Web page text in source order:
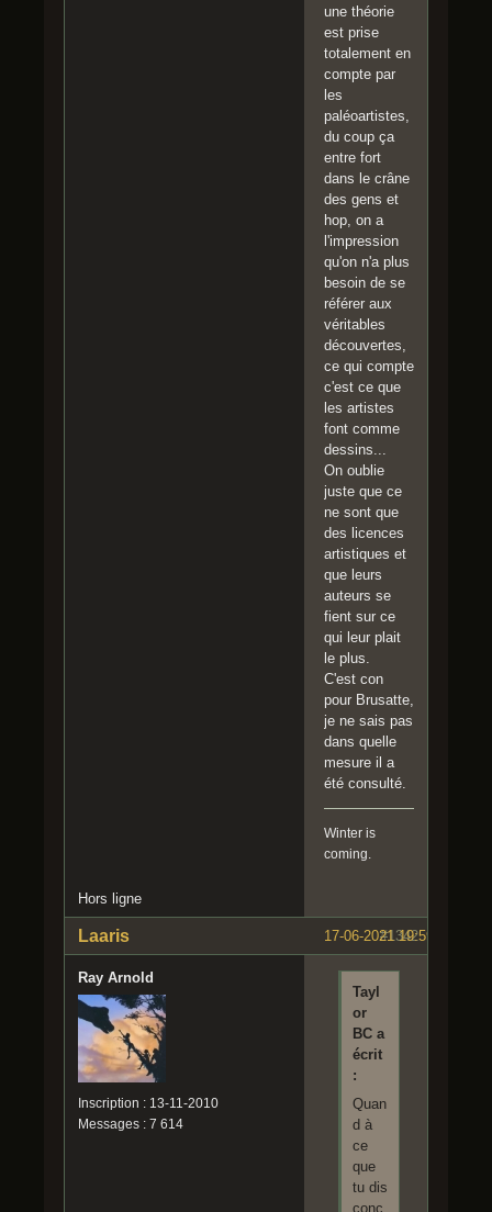
une théorie
est prise
totalement en
compte par
les
paléoartistes,
du coup ça
entre fort
dans le crâne
des gens et
hop, on a
l'impression
qu'on n'a plus
besoin de se
référer aux
véritables
découvertes,
ce qui compte
c'est ce que
les artistes
font comme
dessins...
On oublie
juste que ce
ne sont que
des licences
artistiques et
que leurs
auteurs se
fient sur ce
qui leur plait
le plus.
C'est con
pour Brusatte,
je ne sais pas
dans quelle
mesure il a
été consulté.
Winter is
coming.
Hors ligne
#1342
17-06-2021 19:59:05
Laaris
Ray Arnold
Inscription : 13-11-2010
Messages : 7 614
Tayl
or
BC a
écrit
:
Quan
d à
ce
que
tu dis
conc